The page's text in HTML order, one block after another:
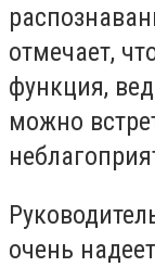
отмечает,
функция,
можно
очень